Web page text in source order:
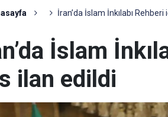
İran’da İslam İnkılabı
İslam
ilan edildi